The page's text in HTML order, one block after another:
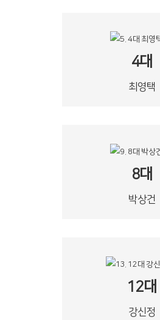
4대
최영택
8대
박상건
12대
강신정